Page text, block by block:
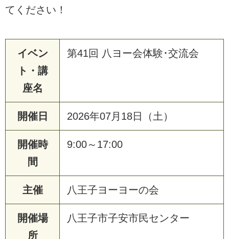
てください！
イベン
ト・講
座名
第41回 八ヨー会体験･交流会
開催日 2026年07月18日（土）
開催時
間
9:00～17:00
主催 八王子ヨーヨーの会
開催場
所
八王子市子安市民センター